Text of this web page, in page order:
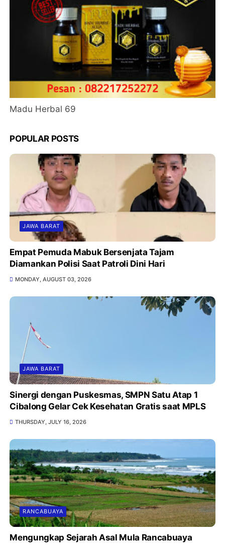
Madu Herbal 69
POPULAR POSTS
JAWA BARAT
Empat Pemuda Mabuk Bersenjata Tajam
Diamankan Polisi Saat Patroli Dini Hari
MONDAY, AUGUST 03, 2026
JAWA BARAT
Sinergi dengan Puskesmas, SMPN Satu Atap 1
Cibalong Gelar Cek Kesehatan Gratis saat MPLS
THURSDAY, JULY 16, 2026
RANCABUAYA
Mengungkap Sejarah Asal Mula Rancabuaya